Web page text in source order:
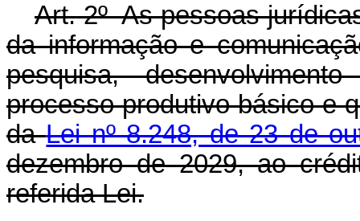
Art. 2º As pessoas
da informação e
pesquisa,
processo produtivo básico e
daLei nº 8.248, de 23 de
dezembro de 2029, ao
referida Lei.